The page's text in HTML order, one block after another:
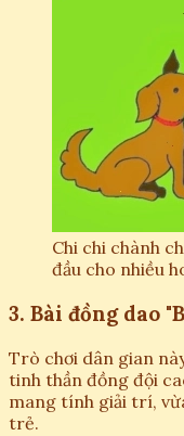
Chi chi chành
đầu cho nhiều
3. Bài đồng dao
Trò chơi dân gian
tinh thần đồng đội
mang tính giải trí,
trẻ.